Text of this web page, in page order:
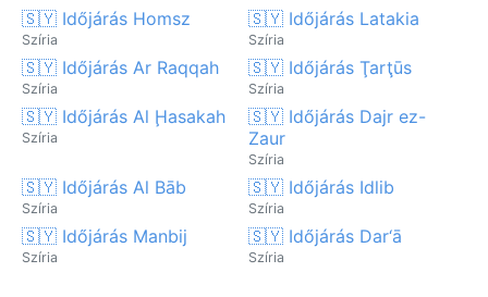
🇸🇾 Időjárás Homsz
Szíria
🇸🇾 Időjárás Latakia
Szíria
🇸🇾 Időjárás Ar Raqqah
Szíria
🇸🇾 Időjárás Ţarţūs
Szíria
🇸🇾 Időjárás Al Ḩasakah
Szíria
🇸🇾 Időjárás Dajr ez-
Zaur
Szíria
🇸🇾 Időjárás Al Bāb
Szíria
🇸🇾 Időjárás Idlib
Szíria
🇸🇾 Időjárás Manbij
Szíria
🇸🇾 Időjárás Dar‘ā
Szíria